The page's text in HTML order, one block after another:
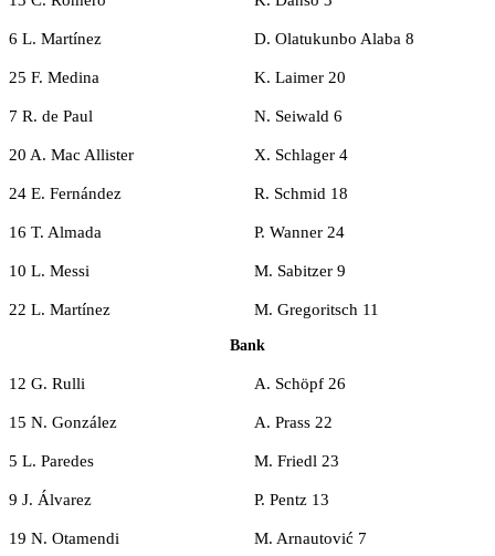
6 L. Martínez D. Olatukunbo Alaba 8
25 F. Medina K. Laimer 20
7 R. de Paul N. Seiwald 6
20 A. Mac Allister X. Schlager 4
24 E. Fernández R. Schmid 18
16 T. Almada P. Wanner 24
10 L. Messi M. Sabitzer 9
22 L. Martínez M. Gregoritsch 11
Bank
12 G. Rulli A. Schöpf 26
15 N. González A. Prass 22
5 L. Paredes M. Friedl 23
9 J. Álvarez P. Pentz 13
19 N. Otamendi M. Arnautović 7